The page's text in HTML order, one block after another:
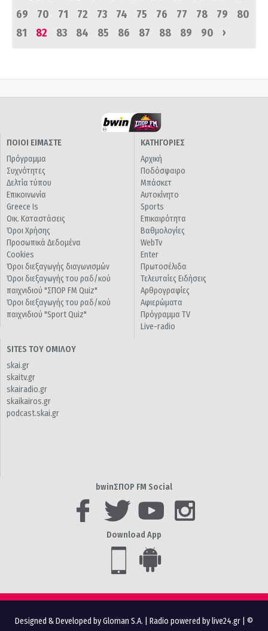
69
70 71 72 73 74 75 76 77 78 79
80
81
82 83 84 85 86 87 88 89 90 ›
ΠΟΙΟΙ ΕΙΜΑΣΤΕ
Πρόγραμμα
Συχνότητες
Δελτία τύπου
Επικοινωνία
Greece Is
Οικ. Καταστάσεις
Όροι Χρήσης
Προσωπικά Δεδομένα
Cookies
Όροι διεξαγωγής διαγωνισμών
Όροι διεξαγωγής του ραδ/κού
παιχνιδιού "ΣΠΟΡ FM Quiz"
Όροι διεξαγωγής του ραδ/κού
παιχνιδιού "Sport Quiz"
ΚΑΤΗΓΟΡΙΕΣ
Αρχική
Ποδόσφαιρο
Μπάσκετ
Αυτοκίνητο
Sports
Επικαιρότητα
Βαθμολογίες
WebTv
Enter
Πρωτοσέλιδα
Τελευταίες Ειδήσεις
Αρθρογραφίες
Αφιερώματα
Πρόγραμμα TV
Live-radio
SITES ΤΟΥ ΟΜΙΛΟΥ
skai.gr
skaitv.gr
skairadio.gr
skaikairos.gr
podcast.skai.gr
bwinΣΠΟΡ FM Social
Download App
Designed & Developed by Gloman S.A. Radio powered by live24.gr | ©